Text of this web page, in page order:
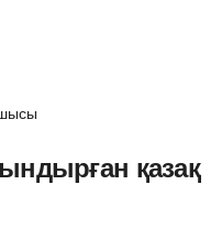
қазақ